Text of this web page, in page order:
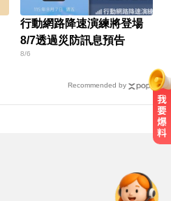
行動網路降速演練將登場
8/7透過災防訊息預告
8/6
Recommended by